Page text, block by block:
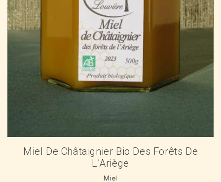
Miel De Châtaignier Bio Des Forêts De
L’Ariège
Miel